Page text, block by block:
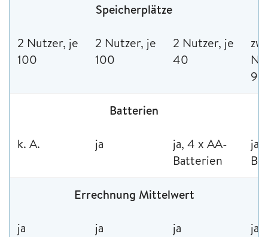
Speicherplätze
2 Nutzer, je
100
2 Nutzer, je
100
2 Nutzer, je
40
90
Batterien
k. A. ja
ja, 4 x AA-
Batterien
ja,
Errechnung Mittelwert
ja ja ja ja